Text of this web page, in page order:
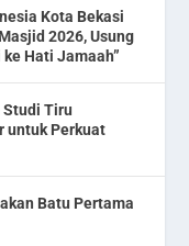
Kota Bekasi
2026, Usung
Hati Jamaah”
Studi Tiru
untuk Perkuat
Batu Pertama